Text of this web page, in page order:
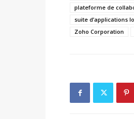
plateforme de
suite d’applications
Zoho Corporation